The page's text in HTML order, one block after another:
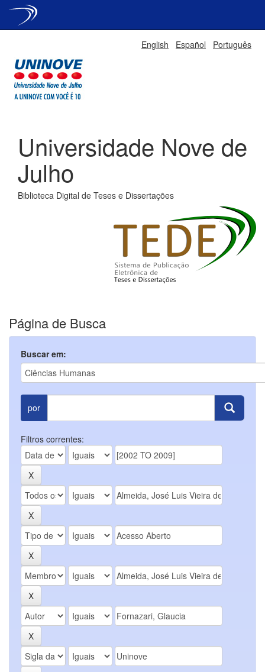
English Español Português
Universidade Nove de
Julho
Biblioteca Digital de Teses e Dissertações
Página de Busca
Buscar em:
por
Filtros correntes: